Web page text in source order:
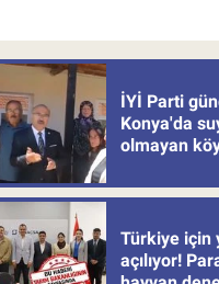
İYİ Parti
Konya'da
olmayan
Türkiye için
açılıyor!